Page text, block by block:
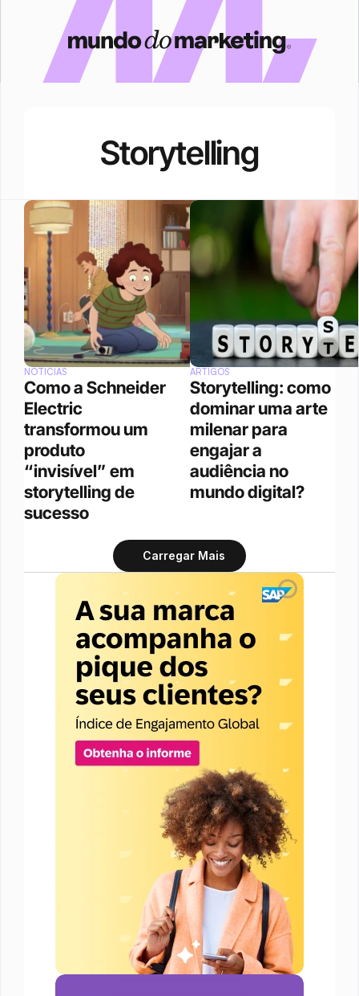
Storytelling
NOTÍCIAS
Como a Schneider
Electric
transformou um
produto
“invisível” em
storytelling de
sucesso
ARTIGOS
Storytelling: como
dominar uma arte
milenar para
engajar a
audiência no
mundo digital?
Carregar Mais